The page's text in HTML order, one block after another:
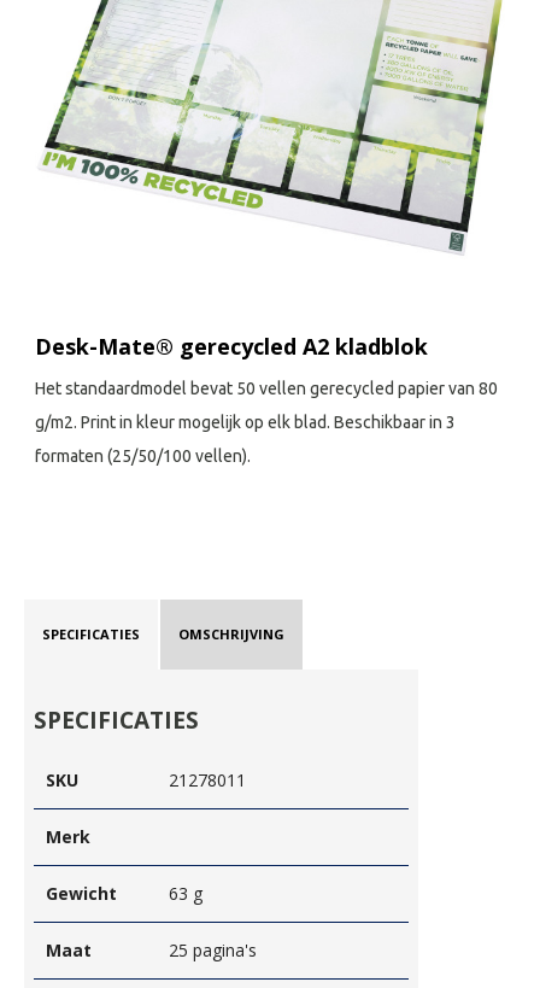
Desk-Mate® gerecycled A2 kladblok
Het standaardmodel bevat 50 vellen gerecycled papier van 80
g/m2. Print in kleur mogelijk op elk blad. Beschikbaar in 3
formaten (25/50/100 vellen).
SPECIFICATIES OMSCHRIJVING
SPECIFICATIES
SKU 21278011
Merk
Gewicht 63 g
Maat 25 pagina's